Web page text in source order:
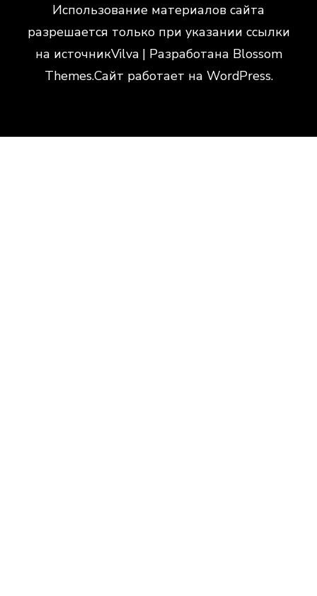
Использование материалов сайта
разрешается только при указании ссылки
на источникVilva | Разработана Blossom
Themes.Сайт работает на WordPress.